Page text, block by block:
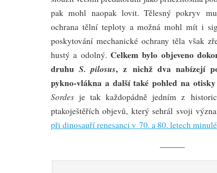
pak mohl naopak lovit. Tělesný pokryv
ochrana tělní teploty a možná mohl mít i
poskytování mechanické ochrany těla však
hustý a odolný. Celkem bylo objeveno
druhuS. pilosus, z nichž dva nabízejí
pykno-vlákna a další také pohled na
Sordes je tak každopádně jedním z
ptakoještěřích objevů, který sehrál svoji
při dinosauří renesanci v 70. a 80. letech
———